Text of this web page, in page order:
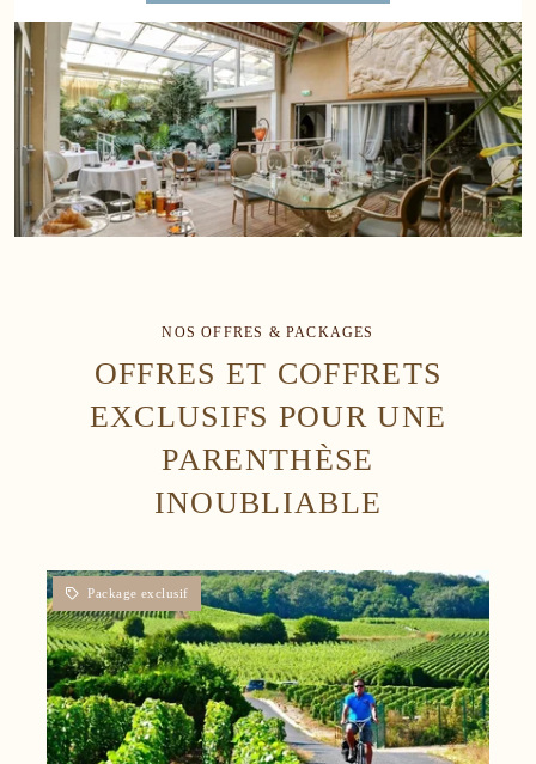
NOS OFFRES & PACKAGES
OFFRES ET COFFRETS
EXCLUSIFS POUR UNE
PARENTHÈSE
INOUBLIABLE
ACCUEIL
SERVICES
RESTAURANT
EVÈNEMENTS
TOURISME
OFFRES & PACKAGES
GALERIE